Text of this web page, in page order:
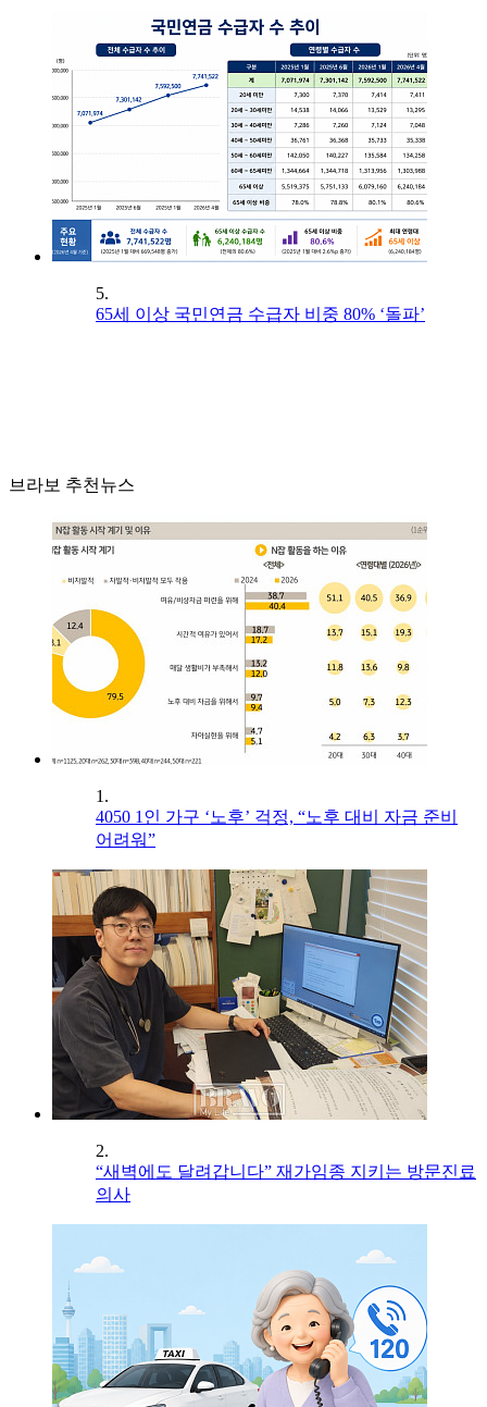
5.
65세 이상 국민연금 수급자 비중 80% ‘돌파’
브라보 추천뉴스
1.
4050 1인 가구 ‘노후’ 걱정, “노후 대비 자금 준비
어려워”
2.
“새벽에도 달려갑니다” 재가임종 지키는 방문진료
의사